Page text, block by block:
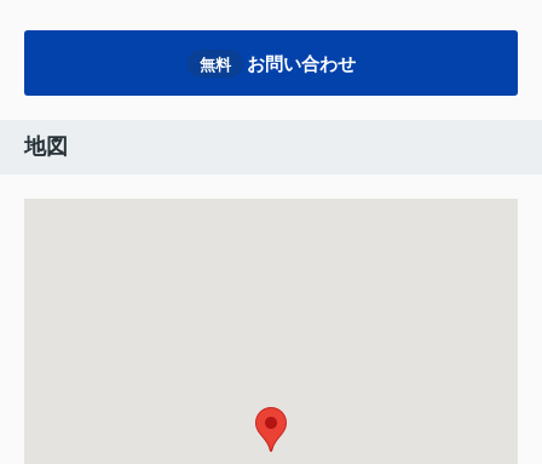
無料 お問い合わせ
地図